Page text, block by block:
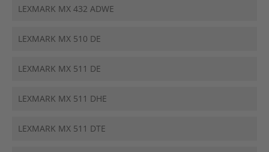
LEXMARK MX 432 ADWE
LEXMARK MX 510 DE
LEXMARK MX 511 DE
LEXMARK MX 511 DHE
LEXMARK MX 511 DTE